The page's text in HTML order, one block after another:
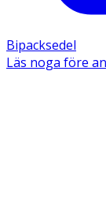
Bipacksedel
Läs noga före